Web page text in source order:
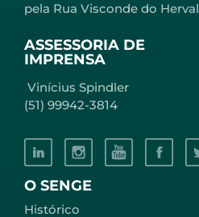
O SENGE
Histórico
pela Rua Visconde do Herval
ASSESSORIA DE
IMPRENSA
Vinícius Spindler
(51) 99942-3814